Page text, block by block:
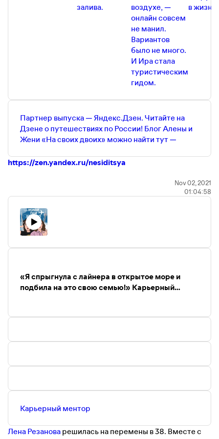
https://www.patreon.com/Jivi_Xorosho
Jivi.podcast@gmail.com
залива.
воздухе, —
онлайн совсем
не манил.
Вариантов
было не много.
И Ира стала
туристическим
гидом.
в жизнь
Партнер выпуска — Яндекс.Дзен. Читайте на
Дзене о путешествиях по России! Блог Алены и
Жени «На своих двоих» можно найти тут —
https://zen.yandex.ru/nesiditsya
Другие полезные ссылки от наших партнеров:
Промокод на 20%-скидку на первую сессию с
психотерапевтом «
Сервис онлайн-переводов TransferGo —
http://bit.ly/06_Jivi_tam_tGo
Flowwow - маркетплейс для заказа цветов и подарков с
доставкой в 950 городов мира. Скачайте приложение и
Поддержать нас на Patreon можно тут —
https://www.patreon.com/Jivi_Xorosho
историями —
https://t.me/Jivi_xorosho
https://www.instagram.com/daria_beatle
Наша почта тут —Jivi.podcast@gmail.com
Nov 02, 2021
01:04:58
«Я спрыгнула с лайнера в открытое море и
подбила на это свою семью!» Карьерный
Карьерный ментор
Лена Резановарешилась на перемены в 38. Вместе с